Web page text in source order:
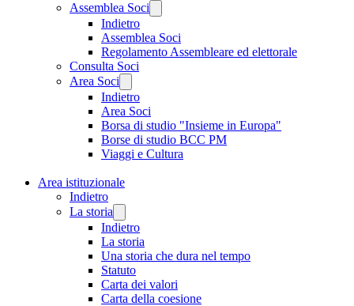
Assemblea Soci
Indietro
Assemblea Soci
Regolamento Assembleare ed elettorale
Consulta Soci
Area Soci
Indietro
Area Soci
Borsa di studio "Insieme in Europa"
Borse di studio BCC PM
Viaggi e Cultura
Area istituzionale
Indietro
La storia
Indietro
La storia
Una storia che dura nel tempo
Statuto
Carta dei valori
Carta della coesione